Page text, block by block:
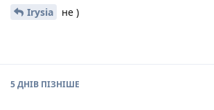
Irysia не )
5 ДНІВ ПІЗНІШЕ